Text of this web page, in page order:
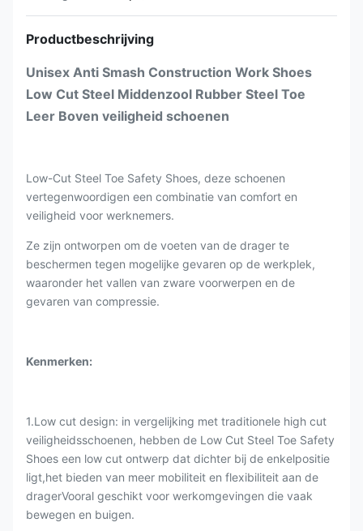
Productbeschrijving
Unisex Anti Smash Construction Work Shoes
Low Cut Steel Middenzool Rubber Steel Toe
Leer Boven veiligheid schoenen
Low-Cut Steel Toe Safety Shoes, deze schoenen
vertegenwoordigen een combinatie van comfort en
veiligheid voor werknemers.
Ze zijn ontworpen om de voeten van de drager te
beschermen tegen mogelijke gevaren op de werkplek,
waaronder het vallen van zware voorwerpen en de
gevaren van compressie.
Kenmerken:
1.Low cut design: in vergelijking met traditionele high cut
veiligheidsschoenen, hebben de Low Cut Steel Toe Safety
Shoes een low cut ontwerp dat dichter bij de enkelpositie
ligt,het bieden van meer mobiliteit en flexibiliteit aan de
dragerVooral geschikt voor werkomgevingen die vaak
bewegen en buigen.